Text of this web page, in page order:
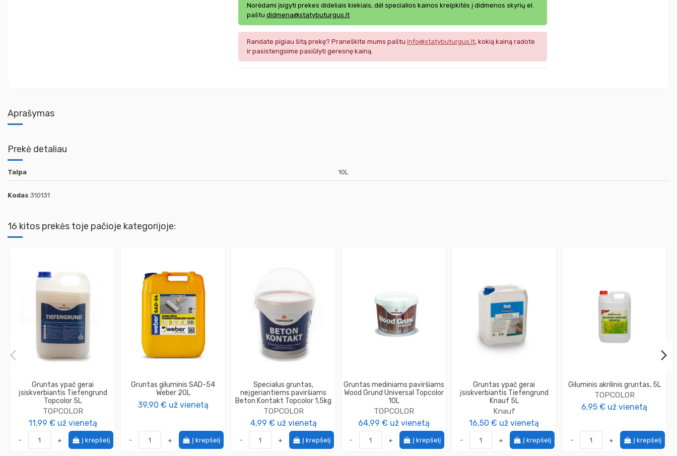
Norėdami įsigyti prekes dideliais kiekiais, dėl specialios kainos kreipkitės į didmenos skyrių el.
paštu didmena@statybuturgus.lt
Randate pigiau šitą prekę? Praneškite mums paštu info@statybuturgus.lt, kokią kainą radote
ir pasistengsime pasiūlyti geresnę kainą.
Aprašymas
Prekė detaliau
Talpa 10L
Kodas 310131
16 kitos prekės toje pačioje kategorijoje:
Gruntas ypač gerai
įsiskverbiantis Tiefengrund
Topcolor 5L
TOPCOLOR
11,99 € už vienetą
- + Į krepšelį
Gruntas giluminis SAD-54
Weber 20L
39,90 € už vienetą
- + Į krepšelį
Specialus gruntas,
neįgeriantiems paviršiams
Beton Kontakt Topcolor 1,5kg
TOPCOLOR
4,99 € už vienetą
- + Į krepšelį
Gruntas mediniams paviršiams
Wood Grund Universal Topcolor
10L
TOPCOLOR
64,99 € už vienetą
- + Į krepšelį
Gruntas ypač gerai
įsiskverbiantis Tiefengrund
Knauf 5L
Knauf
16,50 € už vienetą
- + Į krepšelį
Giluminis akrilinis gruntas, 5L
TOPCOLOR
6,95 € už vienetą
- + Į krepšelį